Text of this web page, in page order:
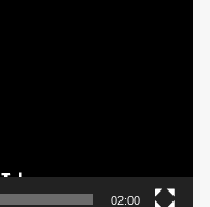
02:00